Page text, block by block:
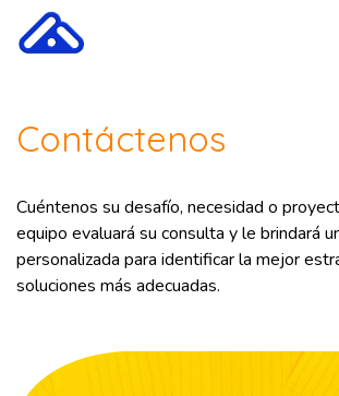
Ir al contenido
Contáctenos
Cuéntenos su desafío, necesidad o
equipo evaluará su consulta y le brindará
personalizada para identificar la mejor
soluciones más adecuadas.